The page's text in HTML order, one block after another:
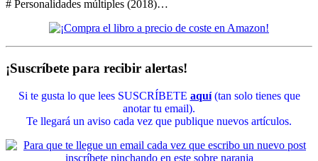
# Personalidades múltiples (2018)…
¡Suscríbete para recibir alertas!
Si te gusta lo que lees SUSCRÍBETE aquí(tan solo tienes que
anotar tu email).
Te llegará un aviso cada vez que publique nuevos artículos.